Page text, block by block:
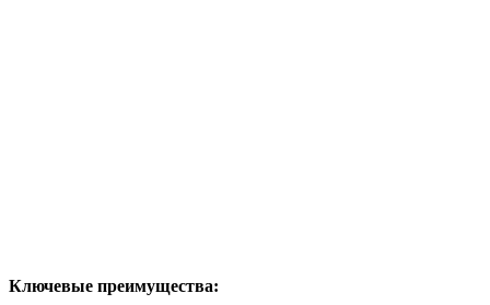
Ключевые преимущества: